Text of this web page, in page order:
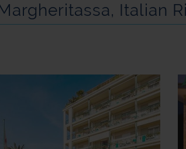
Italian